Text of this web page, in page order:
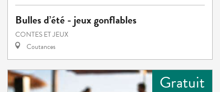
Bulles d’été - jeux gonflables
CONTES ET JEUX
Coutances
Gratuit